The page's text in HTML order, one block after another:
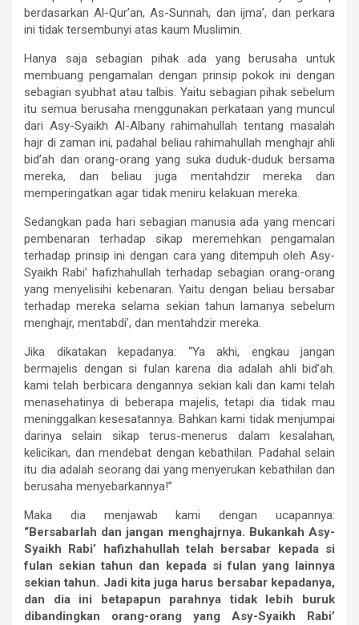
berdasarkan Al-Qur’an, As-Sunnah, dan ijma’, dan perkara
ini tidak tersembunyi atas kaum Muslimin.
Hanya saja sebagian pihak ada yang berusaha untuk
membuang pengamalan dengan prinsip pokok ini dengan
sebagian syubhat atau talbis. Yaitu sebagian pihak sebelum
itu semua berusaha menggunakan perkataan yang muncul
dari Asy-Syaikh Al-Albany rahimahullah tentang masalah
hajr di zaman ini, padahal beliau rahimahullah menghajr ahli
bid’ah dan orang-orang yang suka duduk-duduk bersama
mereka, dan beliau juga mentahdzir mereka dan
memperingatkan agar tidak meniru kelakuan mereka.
Sedangkan pada hari sebagian manusia ada yang mencari
pembenaran terhadap sikap meremehkan pengamalan
terhadap prinsip ini dengan cara yang ditempuh oleh Asy-
Syaikh Rabi’ hafizhahullah terhadap sebagian orang-orang
yang menyelisihi kebenaran. Yaitu dengan beliau bersabar
terhadap mereka selama sekian tahun lamanya sebelum
menghajr, mentabdi’, dan mentahdzir mereka.
Jika dikatakan kepadanya: “Ya akhi, engkau jangan
bermajelis dengan si fulan karena dia adalah ahli bid’ah.
kami telah berbicara dengannya sekian kali dan kami telah
menasehatinya di beberapa majelis, tetapi dia tidak mau
meninggalkan kesesatannya. Bahkan kami tidak menjumpai
darinya selain sikap terus-menerus dalam kesalahan,
kelicikan, dan mendebat dengan kebathilan. Padahal selain
itu dia adalah seorang dai yang menyerukan kebathilan dan
berusaha menyebarkannya!”
Maka dia menjawab kami dengan ucapannya:
“Bersabarlah dan jangan menghajrnya. Bukankah Asy-
Syaikh Rabi’ hafizhahullah telah bersabar kepada si
fulan sekian tahun dan kepada si fulan yang lainnya
sekian tahun. Jadi kita juga harus bersabar kepadanya,
dan dia ini betapapun parahnya tidak lebih buruk
dibandingkan orang-orang yang Asy-Syaikh Rabi’